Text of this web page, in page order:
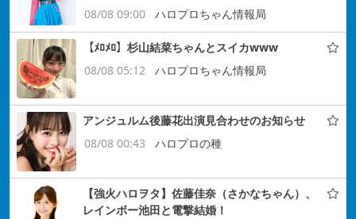
08/08 09:00
ハロプロちゃん情報局
【ﾒﾛﾒﾛ】杉山結菜ちゃんとスイカwww
08/08 05:12
ハロプロちゃん情報局
アンジュルム後藤花出演見合わせのお知らせ
08/08 00:43
ハロプロの種
【強火ハロヲタ】佐藤佳奈（さかなちゃん）、
レインボー池田と電撃結婚！